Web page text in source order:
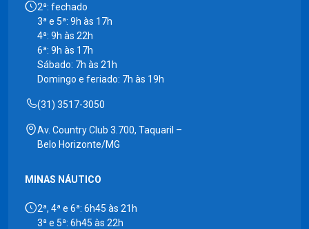
2ª: fechado
3ª e 5ª: 9h às 17h
4ª: 9h às 22h
6ª: 9h às 17h
Sábado: 7h às 21h
Domingo e feriado: 7h às 19h
(31) 3517-3050
Av. Country Club 3.700, Taquaril –
Belo Horizonte/MG
MINAS NÁUTICO
2ª, 4ª e 6ª: 6h45 às 21h
3ª e 5ª: 6h45 às 22h